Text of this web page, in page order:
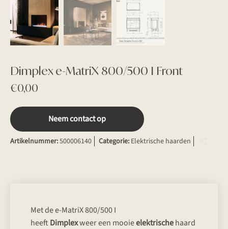
Dimplex e-MatriX 800/500 I Front
€0,00
Neem contact op
Artikelnummer:500006140 Categorie: Elektrische haarden
Met de e-MatriX 800/500 I
heeftDimplexweer een mooieelektrischehaard